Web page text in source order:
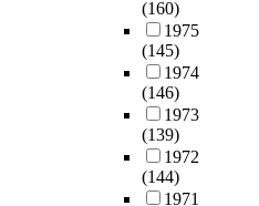
(160)
1975
(145)
1974
(146)
1973
(139)
1972
(144)
1971